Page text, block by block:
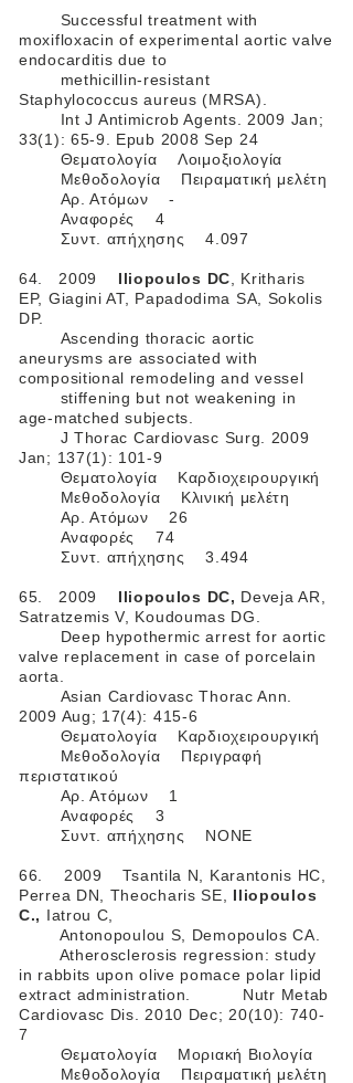
Successful treatment with
moxifloxacin of experimental aortic valve
endocarditis due to
methicillin-resistant
Staphylococcus aureus (MRSA).
Int J Antimicrob Agents. 2009 Jan;
33(1): 65-9. Epub 2008 Sep 24
Θεματολογία Λοιμοξιολογία
Μεθοδολογία Πειραματική μελέτη
Αρ. Ατόμων -
Αναφορές 4
Συντ. απήχησης 4.097
64. 2009 Iliopoulos DC , Kritharis
EP, Giagini AT, Papadodima SA, Sokolis
DP.
Ascending thoracic aortic
aneurysms are associated with
compositional remodeling and vessel
stiffening but not weakening in
age-matched subjects.
J Thorac Cardiovasc Surg. 2009
Jan; 137(1): 101-9
Θεματολογία Καρδιοχειρουργική
Μεθοδολογία Kλινική μελέτη
Αρ. Ατόμων 26
Αναφορές 74
Συντ. απήχησης 3.494
65. 2009 Iliopoulos DC, Deveja AR,
Satratzemis V, Koudoumas DG.
Deep hypothermic arrest for aortic
valve replacement in case of porcelain
aorta.
Asian Cardiovasc Thorac Ann.
2009 Aug; 17(4): 415-6
Θεματολογία Καρδιοχειρουργική
Μεθοδολογία Περιγραφή
περιστατικού
Αρ. Ατόμων 1
Αναφορές 3
Συντ. απήχησης ΝΟΝΕ
66. 2009 Tsantila N, Karantonis HC,
Perrea DN, Theocharis SE, Iliopoulos
C., Iatrou C,
Antonopoulou S, Demopoulos CA.
Atherosclerosis regression: study
in rabbits upon olive pomace polar lipid
extract administration. Nutr Metab
Cardiovasc Dis. 2010 Dec; 20(10): 740-
7
Θεματολογία Μοριακή Βιολογία
Μεθοδολογία Πειραματική μελέτη